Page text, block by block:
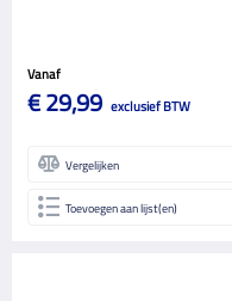
Vanaf
€ 29,99 exclusief BTW
Vergelijken
Toevoegen aan lijst(en)